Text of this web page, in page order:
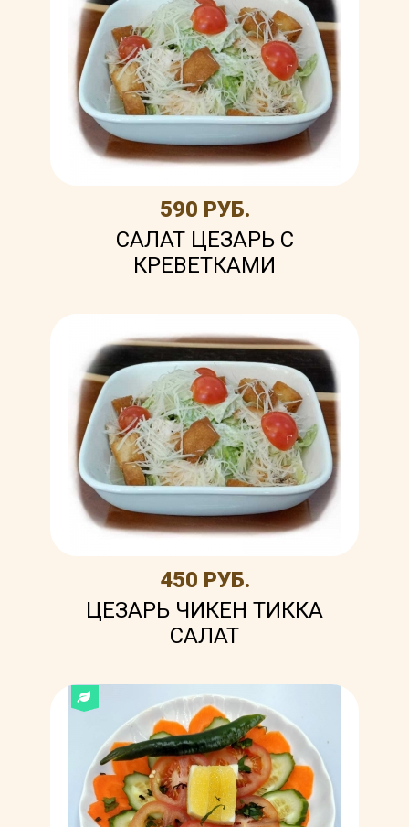
590 РУБ.
САЛАТ ЦЕЗАРЬ С
КРЕВЕТКАМИ
450 РУБ.
ЦЕЗАРЬ ЧИКЕН ТИККА
САЛАТ